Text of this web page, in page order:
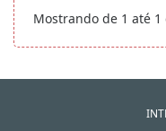
Mostrando de 1 até 1